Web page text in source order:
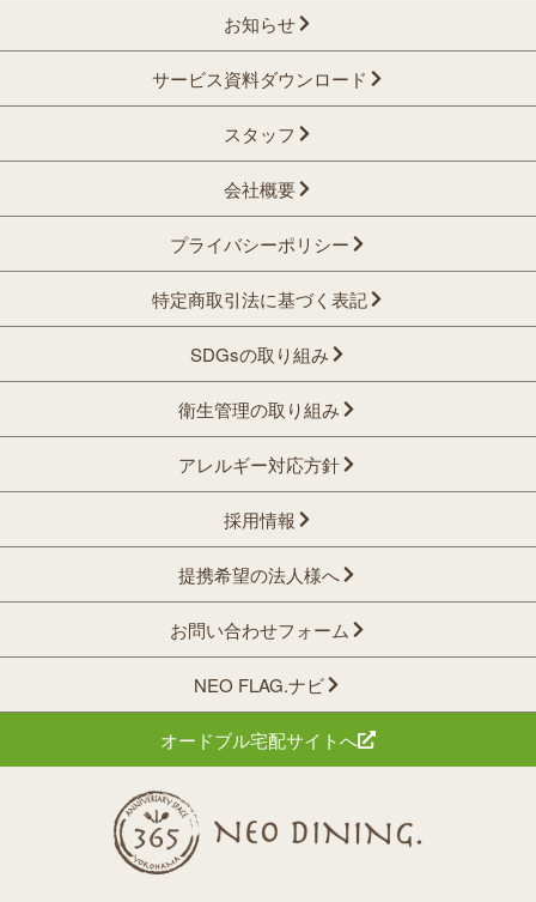
お知らせ
サービス資料ダウンロード
スタッフ
会社概要
プライバシーポリシー
特定商取引法に基づく表記
SDGsの取り組み
衛生管理の取り組み
アレルギー対応方針
採用情報
提携希望の法人様へ
お問い合わせフォーム
NEO FLAG.ナビ
オードブル宅配サイトへ